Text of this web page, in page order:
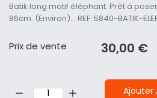
Batik long motif éléphant. Prêt à
86cm. (Environ)... REF: 5840-BATIK-
Prix ​​de vente 30,00 €
Ajouter